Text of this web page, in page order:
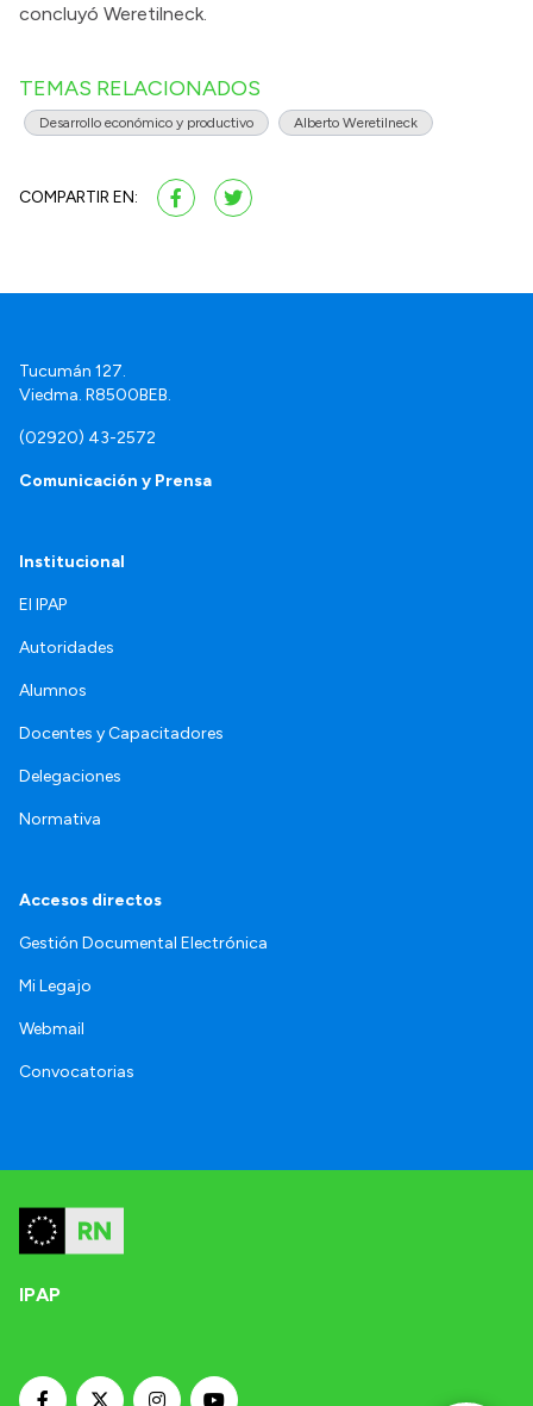
concluyó Weretilneck.
TEMAS RELACIONADOS
Desarrollo económico y productivo Alberto Weretilneck
COMPARTIR EN:
Tucumán 127.
Viedma. R8500BEB.
(02920) 43-2572
Comunicación y Prensa
Institucional
El IPAP
Autoridades
Alumnos
Docentes y Capacitadores
Delegaciones
Normativa
Accesos directos
Gestión Documental Electrónica
Mi Legajo
Webmail
Convocatorias
IPAP